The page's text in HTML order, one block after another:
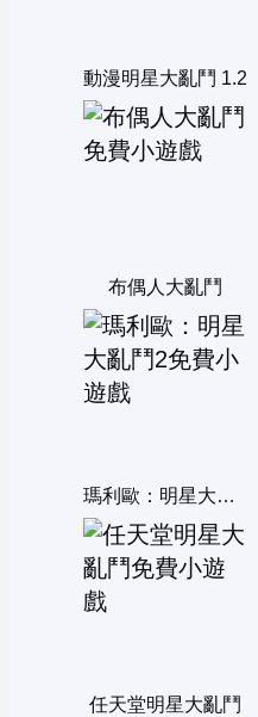
動漫明星大亂鬥 1.2
布偶人大亂鬥
瑪利歐：明星大亂鬥2
任天堂明星大亂鬥